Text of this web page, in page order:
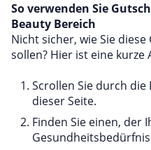
So verwenden Sie
Beauty Bereich
Nicht sicher, wie Sie
sollen? Hier ist eine kurze
Scrollen Sie durch
dieser Seite.
Finden Sie einen, der